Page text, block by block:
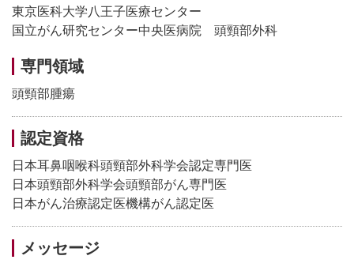
東京医科大学八王子医療センター
国立がん研究センター中央医病院 頭頸部外科
専門領域
頭頸部腫瘍
認定資格
日本耳鼻咽喉科頭頸部外科学会認定専門医
日本頭頸部外科学会頭頸部がん専門医
日本がん治療認定医機構がん認定医
メッセージ